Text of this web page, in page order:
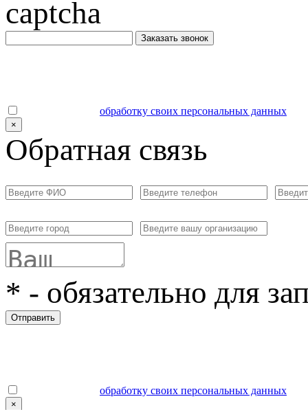
Заказать звонок
обработку своих персональных данных
×
Обратная связь
* - обязательно для
Отправить
обработку своих персональных данных
×